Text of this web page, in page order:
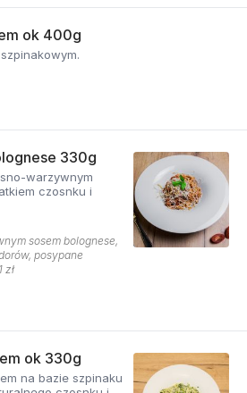
ok 400g
330g
warzywnym
czosnku i
sosem bolognese,
posypane
zł
ok 330g
na bazie szpinaku